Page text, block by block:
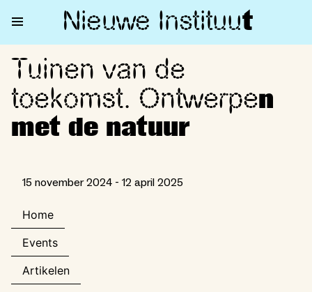
Nieuwe Instituut
Tuinen van de toekomst.
Tuinen van de
toekomst. Ontwerpen
met de natuur
15 november 2024 - 12 april 2025
Home
Events
Artikelen